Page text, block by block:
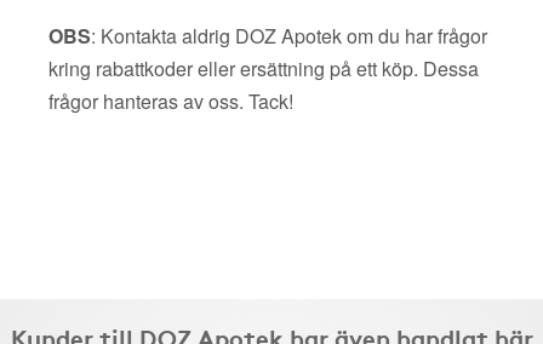
OBS: Kontakta aldrig DOZ Apotek om du har frågor
kring rabattkoder eller ersättning på ett köp. Dessa
frågor hanteras av oss. Tack!
Kunder till DOZ Apotek har även handlat här